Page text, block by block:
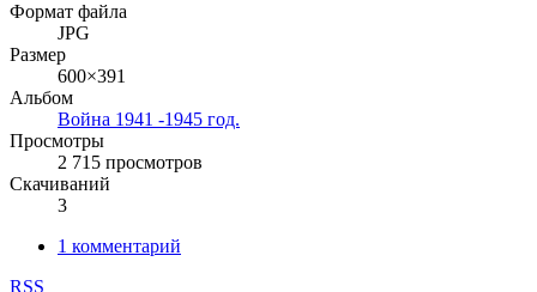
Формат файла
JPG
Размер
600×391
Альбом
Война 1941 -1945 год.
Просмотры
2 715 просмотров
Скачиваний
3
1 комментарий
RSS